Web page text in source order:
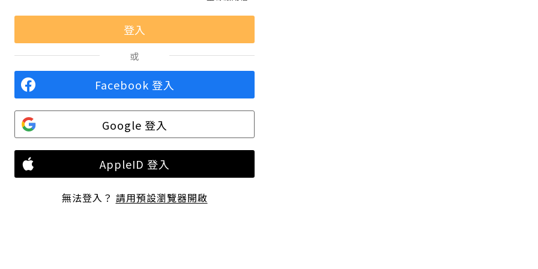
或
Facebook 登入
Google 登入
AppleID 登入
無法登入？ 請用預設瀏覽器開啟